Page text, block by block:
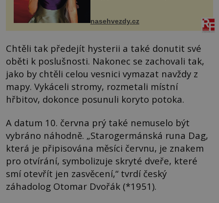
nasehvezdy.cz
Chtěli tak předejít hysterii a také donutit své
oběti k poslušnosti. Nakonec se zachovali tak,
jako by chtěli celou vesnici vymazat navždy z
mapy. Vykáceli stromy, rozmetali místní
hřbitov, dokonce posunuli koryto potoka.
A datum 10. června prý také nemuselo být
vybráno náhodně. „Starogermánská runa Dag,
která je připisována měsíci červnu, je znakem
pro otvírání, symbolizuje skryté dveře, které
smí otevřít jen zasvěcení,“ tvrdí český
záhadolog Otomar Dvořák (*1951).